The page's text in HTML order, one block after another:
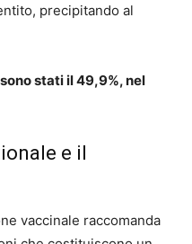
precipitando al
stati il 49,9%, nel
e il
vaccinale raccomanda